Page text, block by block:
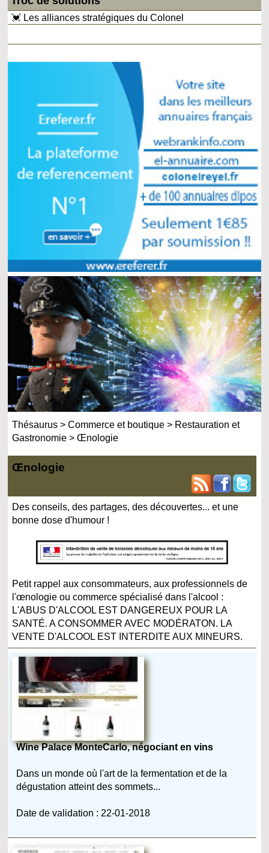
💓 Les alliances stratégiques du Colonel
Thésaurus >Commerce et boutique> Restauration et
Gastronomie>Œnologie
Œnologie
Des conseils, des partages, des découvertes... et une
bonne dose d'humour !
Petit rappel aux consommateurs, aux professionnels de
l'œnologie ou commerce spécialisé dans l'alcool :
L'ABUS D'ALCOOL EST DANGEREUX POUR LA
SANTÉ. A CONSOMMER AVEC MODÉRATON. LA
VENTE D'ALCOOL EST INTERDITE AUX MINEURS.
Wine Palace MonteCarlo, négociant en vins
Dans un monde où l'art de la fermentation et de la
dégustation atteint des sommets...
Date de validation : 22-01-2018